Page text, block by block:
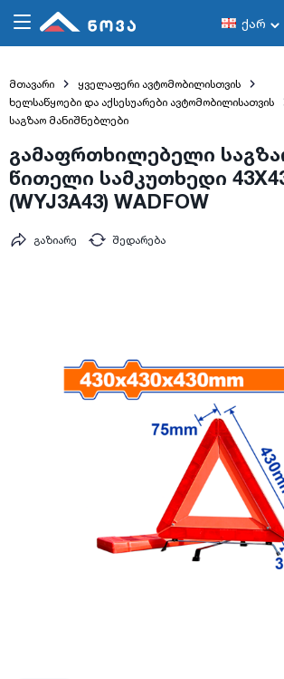
ქარ
მთავარი
ყველაფერი ავტომობილისთვის
ხელსაწყოები და აქსესუარები ავტომობილისათვის
საგზაო მანიშნებლები
გამაფრთხილებელი
წითელი სამკუთხედი
(WYJ3A43) WADFOW
შედარება
გაზიარე